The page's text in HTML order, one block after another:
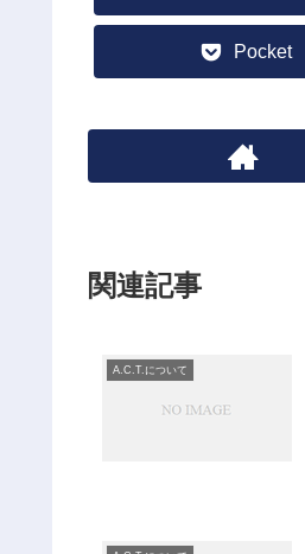
Pocket
関連記事
A.C.T.について